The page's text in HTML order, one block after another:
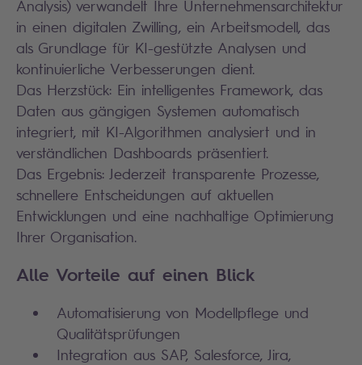
Analysis) verwandelt Ihre Unternehmensarchitektur
in einen digitalen Zwilling, ein Arbeitsmodell, das
als Grundlage für KI-gestützte Analysen und
kontinuierliche Verbesserungen dient.
Das Herzstück: Ein intelligentes Framework, das
Daten aus gängigen Systemen automatisch
integriert, mit KI-Algorithmen analysiert und in
verständlichen Dashboards präsentiert.
Das Ergebnis: Jederzeit transparente Prozesse,
schnellere Entscheidungen auf aktuellen
Entwicklungen und eine nachhaltige Optimierung
Ihrer Organisation.
Alle Vorteile auf einen Blick
Automatisierung von Modellpflege und
Qualitätsprüfungen
Integration aus SAP, Salesforce, Jira,